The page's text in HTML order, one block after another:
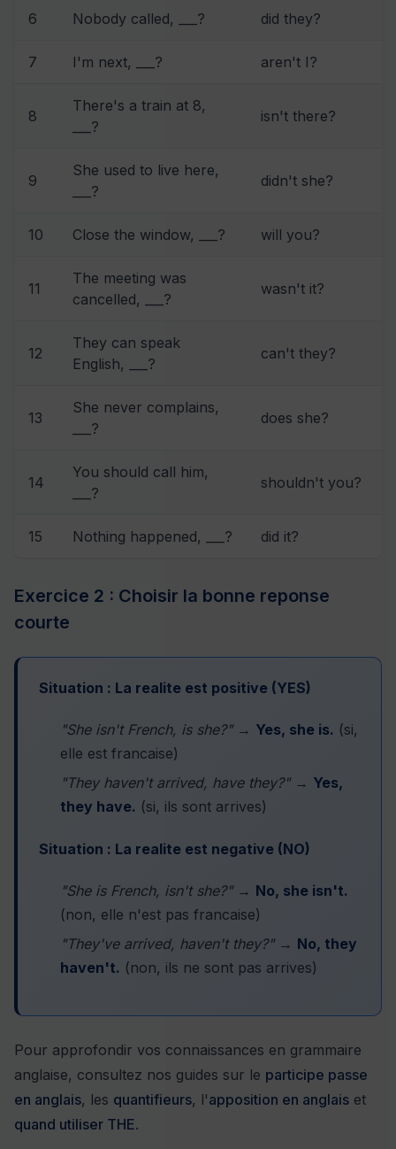
6 Nobody called, ___? did they?
7 I'm next, ___? aren't I?
8
There's a train at 8,
___?
isn't there?
9
She used to live here,
___?
didn't she?
10 Close the window, ___? will you?
11
The meeting was
cancelled, ___?
wasn't it?
12
They can speak
English, ___?
can't they?
13
She never complains,
___?
does she?
14
You should call him,
___?
shouldn't you?
15 Nothing happened, ___? did it?
Exercice 2 : Choisir la bonne reponse
courte
Situation : La realite est positive (YES)
"She isn't French, is she?"→ Yes, she is. (si,
elle est francaise)
"They haven't arrived, have they?"→ Yes,
they have. (si, ils sont arrives)
Situation : La realite est negative (NO)
"She is French, isn't she?"→ No, she isn't.
(non, elle n'est pas francaise)
"They've arrived, haven't they?"→ No, they
haven't. (non, ils ne sont pas arrives)
Pour approfondir vos connaissances en grammaire
anglaise, consultez nos guides sur le participe passe
en anglais, les quantifieurs, l'apposition en anglais et
quand utiliser THE.